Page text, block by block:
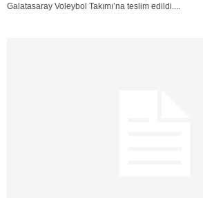
Galatasaray Voleybol Takımı’na teslim edildi....